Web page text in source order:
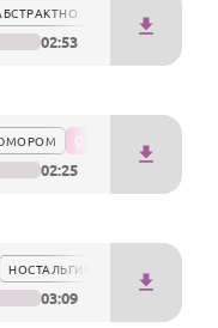
02:53
02:25
НОСТАЛЬГИЧЕСКИ
03:09